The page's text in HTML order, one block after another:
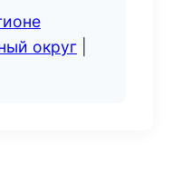
округ